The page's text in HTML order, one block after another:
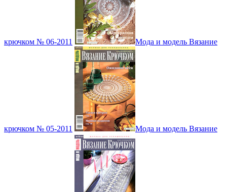
крючком № 06-2011 Мода и модель Вязание
крючком № 05-2011 Мода и модель Вязание